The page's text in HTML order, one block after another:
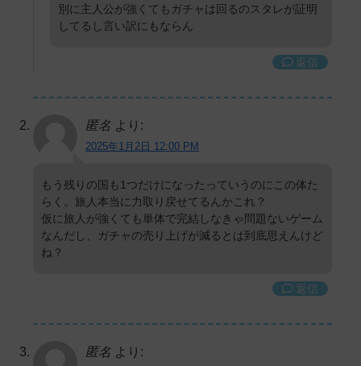
別に主人公が強くてもガチャは回るのスタレが証明
してるし言い訳にもならん
返信
匿名 より:
2025年1月2日 12:00 PM
もう残りの国も1つだけになったっていうのにこの体た
らく。旅人本当に力取り戻せてるんかこれ？
仮に旅人が強くても単体で完結しなきゃ問題ないゲーム
なんだし、ガチャの売り上げが減るとは到底思えんけど
ね？
返信
匿名 より: